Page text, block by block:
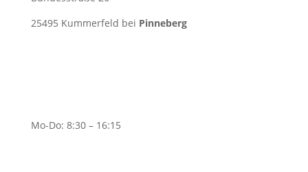
25495 Kummerfeld bei Pinneberg
Mo-Do: 8:30 – 16:15